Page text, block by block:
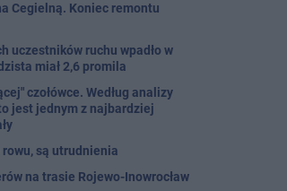
Cegielną. Koniec remontu
uczestników ruchu wpadło w
miał 2,6 promila
czołówce. Według analizy
jest jednym z najbardziej
rowu, są utrudnienia
na trasie Rojewo-Inowrocław